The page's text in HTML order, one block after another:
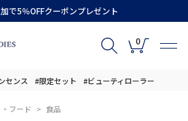
で5％OFFクーポンプレゼント
0
センス #限定セット #ビューティローラー
フード 食品